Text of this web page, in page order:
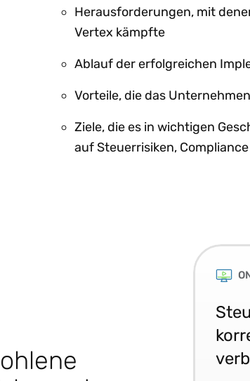
Herausforderungen, mit
Vertex kämpfte
Ablauf der erfolgreichen
Vorteile, die das
Ziele, die es in wichtigen
auf Steuerrisiken,